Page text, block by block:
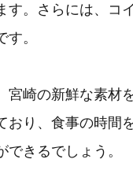
す。さらには、コ
。
宮崎の新鮮な素材
おり、食事の時間
きるでしょう。